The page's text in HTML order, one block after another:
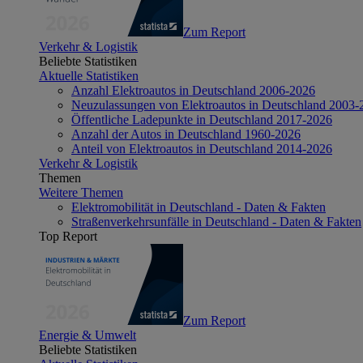
Zum Report
Verkehr & Logistik
Beliebte Statistiken
Aktuelle Statistiken
Anzahl Elektroautos in Deutschland 2006-2026
Neuzulassungen von Elektroautos in Deutschland 2003-
Öffentliche Ladepunkte in Deutschland 2017-2026
Anzahl der Autos in Deutschland 1960-2026
Anteil von Elektroautos in Deutschland 2014-2026
Verkehr & Logistik
Themen
Weitere Themen
Elektromobilität in Deutschland - Daten & Fakten
Straßenverkehrsunfälle in Deutschland - Daten & Fakten
Top Report
Zum Report
Energie & Umwelt
Beliebte Statistiken